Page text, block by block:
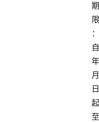
期
限
：
自
年
月
日
起
至